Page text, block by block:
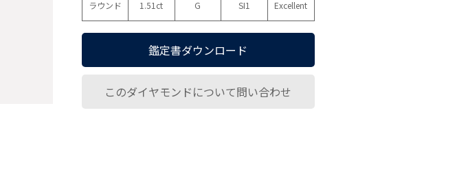
ラウンド 1.51ct G SI1 Excellent
鑑定書ダウンロード
このダイヤモンドについて問い合わせ